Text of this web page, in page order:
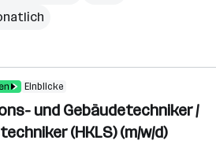
Einblicke
und Gebäudetechniker /
(HKLS) (m/w/d)